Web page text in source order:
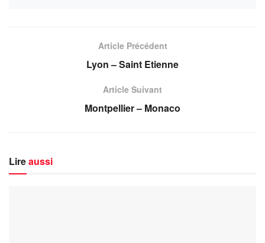
Article Précédent
Lyon – Saint Etienne
Article Suivant
Montpellier – Monaco
Lireaussi